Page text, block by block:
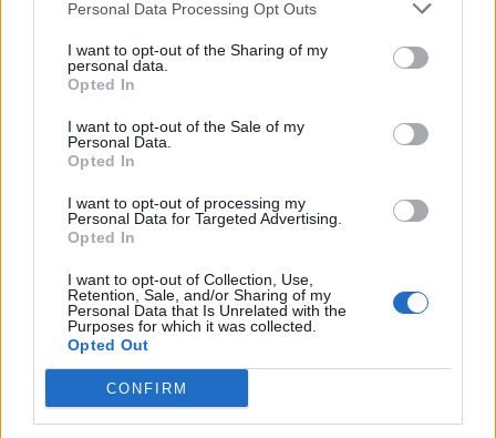
Personal Data Processing Opt Outs
I want to opt-out of the Sharing of my
personal data.
Opted In
I want to opt-out of the Sale of my
Personal Data.
Opted In
I want to opt-out of processing my
Personal Data for Targeted Advertising.
Opted In
I want to opt-out of Collection, Use,
Retention, Sale, and/or Sharing of my
Personal Data that Is Unrelated with the
Purposes for which it was collected.
Opted Out
CONFIRM
Aujourd'hui
Ce week-end Semaine prochaine
Les Petits Fermiers de Lansargues
La ferme pédagogique Les Petits Fermiers
Lansargues. Venez passer un très bon
moment en famille à la découverte des
animaux de la ferme, et des fruits de
saisons, et profitez des jeux en plein air et de
l'espace aquatique en été.
Planet Ocean Montpellier
Planet Ocean Montpellier vous invite à
découvrir notre planète et son univers, du
plus profond de l'océan, jusqu'aux confins
des étoiles. Une expérience incroyable et
Bowling Star Montpellier